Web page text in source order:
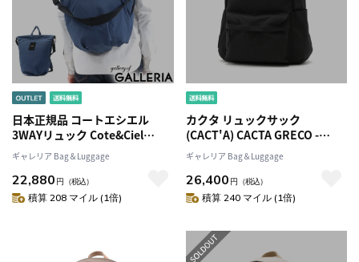
日本正規品 コートエシエル
3WAYリュック Cote&Ciel
TYCHO SOFT リュックサック
バックパック 3WAY ショルダー
バッグ トートバッグ A4 ノート
PC 13インチ 撥水 通勤 メンズ
ギャレリア Bag＆Luggage
22,880 円 （税込）
積算 208 マイル (1倍)
カクタ リュックサック
(CACT'A) CACTA GRECO -
ZERO DAYCOLORS リュック デ
イパック バッグ ナイロン B4 A4
大容量 負担軽減 メンズ レディ
ース 1034
ギャレリア Bag＆Luggage
26,400 円 （税込）
積算 240 マイル (1倍)